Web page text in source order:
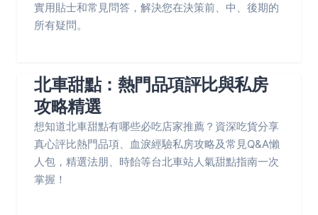
實用貼士和常見問答，解決您在決策前、中、後期的
所有疑問。
北車甜點：熱門品項評比與私房
攻略精選
想知道北車甜點有哪些必吃店家推薦？資深吃貨分享
真心評比熱門品項、血淚經驗私房攻略及常見Q&A懶
人包，精選法朋、時飴等台北車站人氣甜點指南一次
掌握！